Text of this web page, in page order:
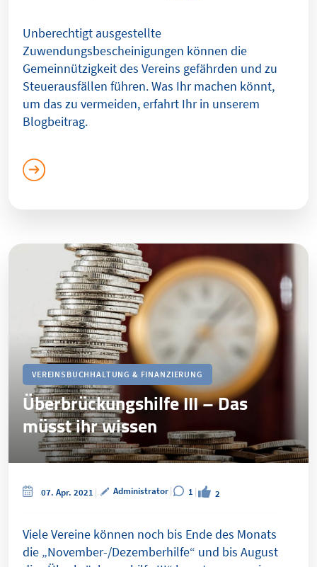
Unberechtigt ausgestellte
Zuwendungsbescheinigungen können die
Gemeinnützigkeit des Vereins gefährden und zu
Steuerausfällen führen. Was Ihr machen könnt,
um das zu vermeiden, erfahrt Ihr in unserem
Blogbeitrag.
VEREINSBUCHHALTUNG & FINANZIERUNG
Überbrückungshilfe III – Das
müsst ihr wissen
07. Apr. 2021 Administrator 1 2
Viele Vereine können noch bis Ende des Monats
die „November-/Dezemberhilfe“ und bis August